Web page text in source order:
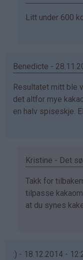
bekreftet)
Som
Anorektiker
bekreftet)
Litt under 600
Benedicte -
Resultatet mitt ble
det altfor mye
en halv spiseskje.
Kristine - Det
Som
svar
på
bekreftet)
Takk for
tilpasse
at du synes
:) - 18.12.2014 -